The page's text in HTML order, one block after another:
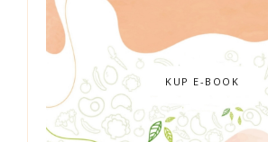
KUP E-BOOK